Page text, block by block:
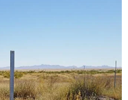
cultural